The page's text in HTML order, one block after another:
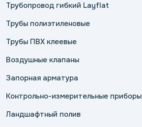
Трубопровод гибкий Layflat
Трубы полиэтиленовые
Трубы ПВХ клеевые
Воздушные клапаны
Запорная арматура
Контрольно-измерительные приборы
Ландшафтный полив